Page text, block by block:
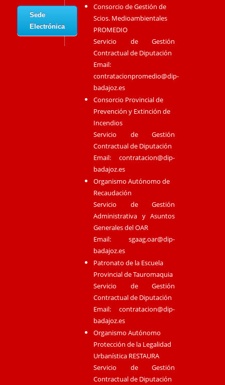
Sede
Electrónica
Consorcio de Gestión de
Scios. Medioambientales
PROMEDIO
Servicio de Gestión
Contractual de Diputación
Email:
contratacionpromedio@dip-
badajoz.es
Consorcio Provincial de
Prevención y Extinción de
Incendios
Servicio de Gestión
Contractual de Diputación
Email:contratacion@dip-
badajoz.es
Organismo Autónomo de
Recaudación
Servicio de Gestión
Administrativa y Asuntos
Generales del OAR
Email:sgaag.oar@dip-
badajoz.es
Patronato de la Escuela
Provincial de Tauromaquia
Servicio de Gestión
Contractual de Diputación
Email:contratacion@dip-
badajoz.es
Organismo Autónomo
Protección de la Legalidad
Urbanística RESTAURA
Servicio de Gestión
Contractual de Diputación